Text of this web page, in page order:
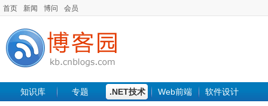
首页 新闻 博问 会员
知识库 专题 .NET技术 Web前端 软件设计